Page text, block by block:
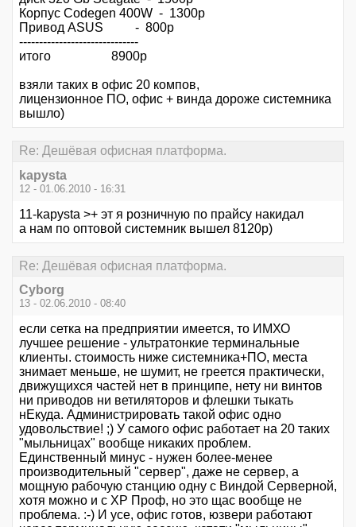
Корпус Codegen 400W - 1300р
Привод ASUS - 800р
------------------------------
итого 8900р
взяли таких в офис 20 компов,
лицензионное ПО, офис + винда дороже системника
вышло)
Re: Дешёвая офисная платформа.
kapysta
12 - 01.06.2010 - 16:31
11-kapysta >+ эт я розничную по прайсу накидал
а нам по оптовой системник вышел 8120р)
Re: Дешёвая офисная платформа.
Cyborg
13 - 02.06.2010 - 08:40
если сетка на предприятии имеется, то ИМХО
лучшее решение - ультратонкие терминальные
клиенты. стоимость ниже системника+ПО, места
знимает меньше, не шумит, не греется практически,
движущихся частей нет в принципе, нету ни винтов
ни приводов ни ветиляторов и флешки тыкать
нЕкуда. Администрировать такой офис одно
удовольствие! ;) У самого офис работает на 20 таких
"мыльницах" вообще никаких проблем.
Единственный минус - нужен более-менее
производительный "сервер", даже не сервер, а
мощную рабочую станцию одну с Виндой Серверной,
хотя можно и с ХР Проф, но это щас вообще не
проблема. :-) И усе, офис готов, юзвери работают